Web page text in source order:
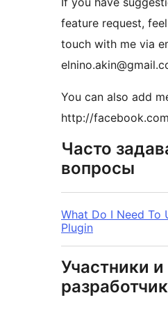
feature request,
touch with me via
You can also add
http://
Часто
вопросы
What Do I Need To
Plugin
Участники и